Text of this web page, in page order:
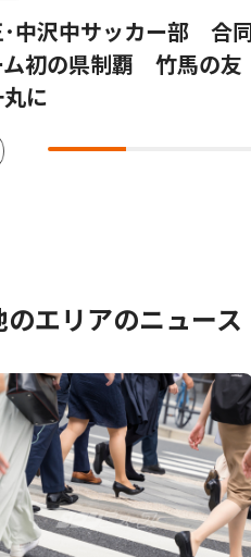
･中沢中サッカー部 合同
ム初の県制覇 竹馬の友
に
のエリアのニュース